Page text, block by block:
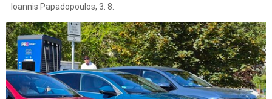
Ioannis Papadopoulos, 3. 8.